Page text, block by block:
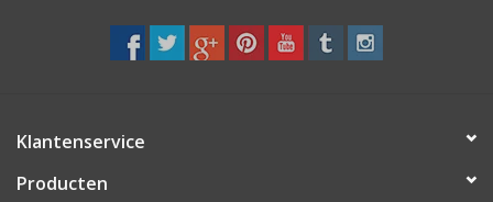
Klantenservice
Producten